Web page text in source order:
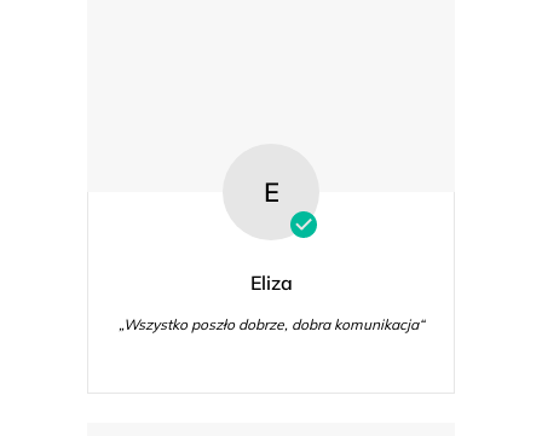
E
Eliza
„Wszystko poszło dobrze, dobra komunikacja“